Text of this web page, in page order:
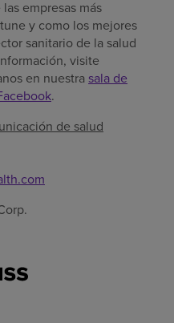
empresas más
y como los mejores
sanitario de la salud
visite
en nuestra sala de
.
de salud